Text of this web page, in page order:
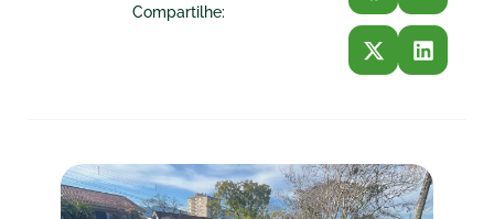
Compartilhe: